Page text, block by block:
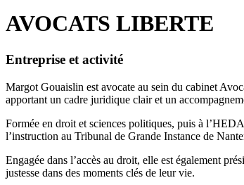
AVOCATS LIBERTE
Entreprise et activité
Margot Gouaislin est avocate au sein du cabinet
apportant un cadre juridique clair et un
Formée en droit et sciences politiques, puis à
l’instruction au Tribunal de Grande Instance de
Engagée dans l’accès au droit, elle est également
justesse dans des moments clés de leur vie.